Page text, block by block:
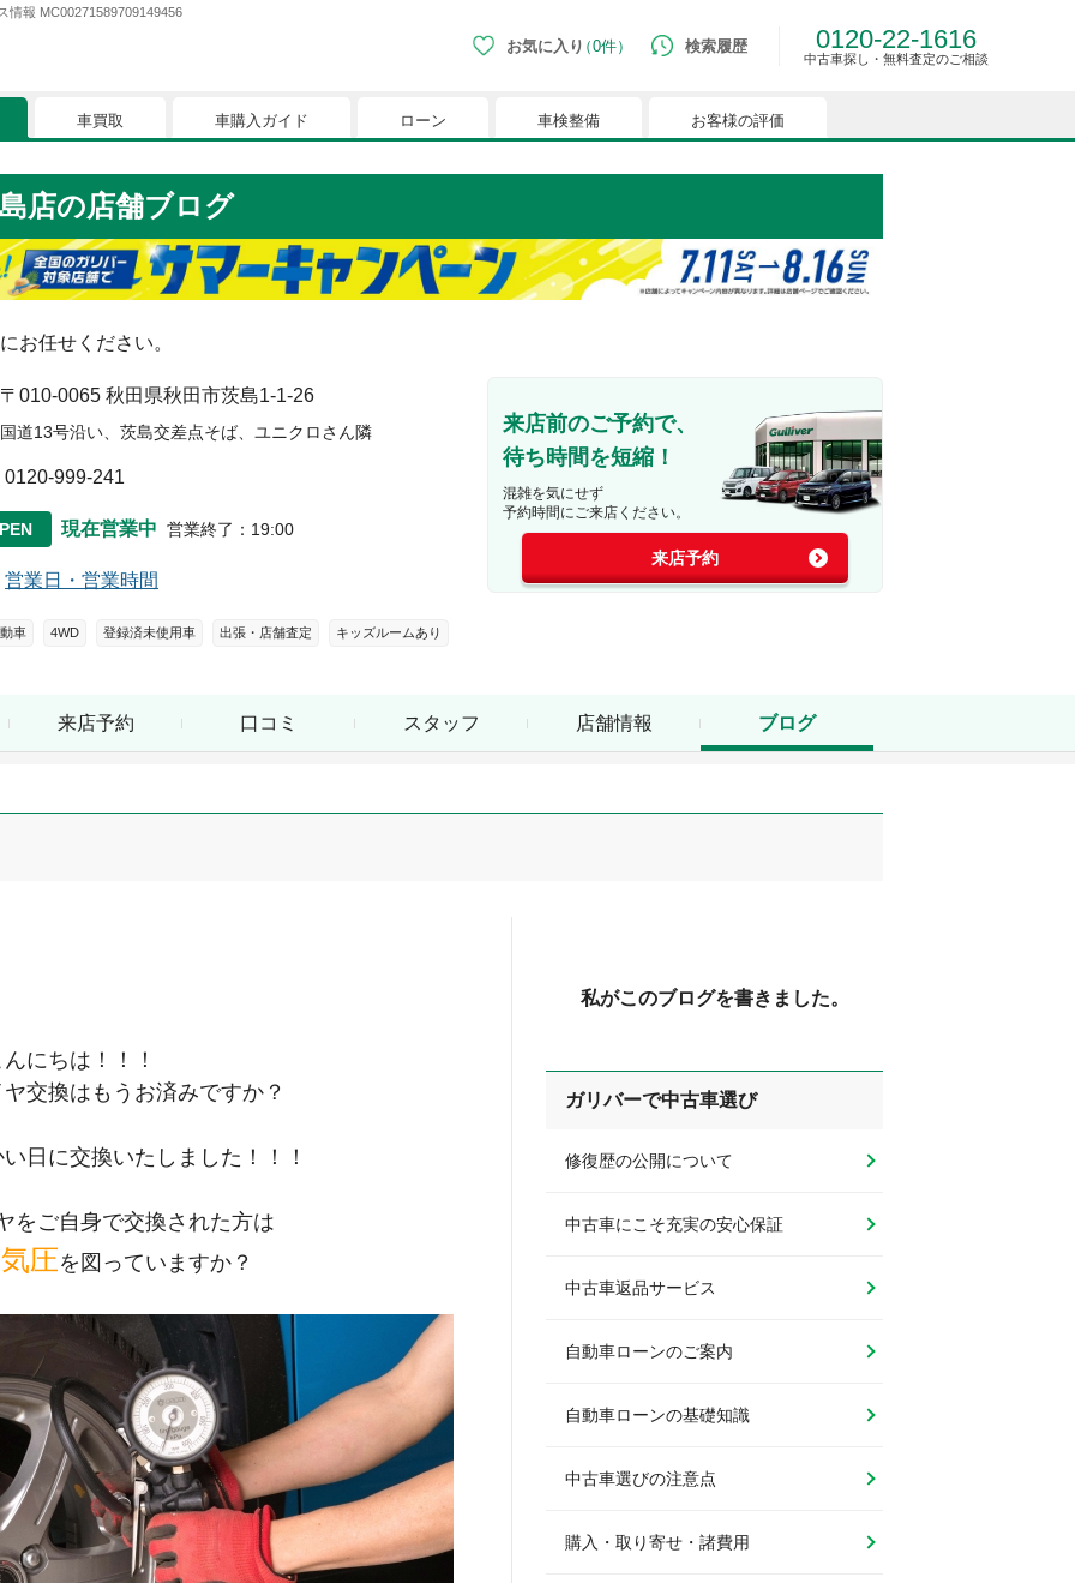
情報 MC00271589709149456
お気に入り 0件
現在、お気に入りに登録されているおクルマはございません。
に登録すると、あなただけのお気に入りのクルマリストでいつでも簡単に比較ができるようになります。
※「お気に入り」の登録を可能にするためにCookie機能を有効にしてください。
検索履歴 0120-22-1616
中古車探し・無料査定のご相談
車買取 車購入ガイド ローン 車検整備 お客様の評価
店の店舗ブログ
お任せください。
〒010-0065 秋田県秋田市茨島1-1-26
国道13号沿い、茨島交差点そば、ユニクロさん隣
0120-999-241
現在営業中 営業終了 ： 19:00
営業日・営業時間
車 4WD 登録済未使用車 出張・店舗査定 キッズルームあり
来店前のご予約で、
待ち時間を短縮！
混雑を気にせず
予約時間にご来店ください。
来店予約
来店予約 口コミ スタッフ 店舗情報 ブログ
にちは！！！
交換はもうお済みですか？
日に交換いたしました！！！
をご自身で交換された方は
圧を図っていますか？
私がこのブログを書きました。
ガリバーで中古車選び
修復歴の公開について
中古車にこそ充実の安心保証
中古車返品サービス
自動車ローンのご案内
自動車ローンの基礎知識
中古車選びの注意点
購入・取り寄せ・諸費用